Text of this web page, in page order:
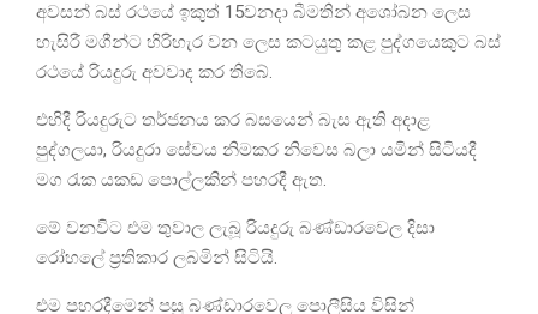
අවසන් බස් රථයේ ඉකුත් 15වනදා බීමතින් අශෝබන ලෙස
හැසිරී මගීන්ට හිරිහැර වන ලෙස කටයුතු කළ පුද්ගයෙකුට බස්
රථයේ රියදුරු අවවාද කර තිබේ.
එහිදී රියදුරුට තර්ජනය කර බසයෙන් බැස ඇති අදාළ
පුද්ගලයා, රියදුරා සේවය නිමකර නිවෙස බලා යමින් සිටියදී
මග රැක යකඩ පොල්ලකින් පහරදී ඇත.
මේ වනවිට එම තුවාල ලැබූ රියදුරු බණ්ඩාරවෙල දිසා
රෝහලේ ප්‍රතිකාර ලබමින් සිටියි.
එම පහරදීමෙන් පසු බණ්ඩාරවෙල පොලීසිය විසින්